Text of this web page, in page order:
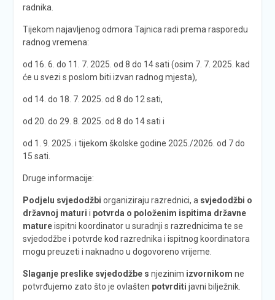
radnika.
Tijekom najavljenog odmora Tajnica radi prema rasporedu
radnog vremena:
od 16. 6. do 11. 7. 2025. od 8 do 14 sati (osim 7. 7. 2025. kad
će u svezi s poslom biti izvan radnog mjesta),
od 14. do 18. 7. 2025. od 8 do 12 sati,
od 20. do 29. 8. 2025. od 8 do 14 sati i
od 1. 9. 2025. i tijekom školske godine 2025./2026. od 7 do
15 sati.
Druge informacije:
Podjelu svjedodžbi organiziraju razrednici, a svjedodžbi o
državnoj maturi i potvrda o položenim ispitima državne
matureispitni koordinator u suradnji s razrednicima te se
svjedodžbe i potvrde kod razrednika i ispitnog koordinatora
mogu preuzeti i naknadno u dogovoreno vrijeme.
Slaganje preslike svjedodžbe s njezinim izvornikom ne
potvrđujemo zato što je ovlašten potvrditi javni bilježnik.